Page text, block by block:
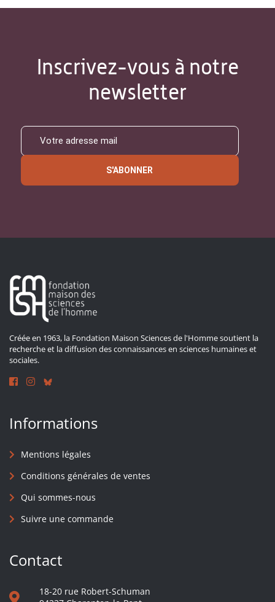
Inscrivez-vous à notre
newsletter
S'ABONNER
Créée en 1963, la Fondation Maison Sciences de l'Homme soutient la
recherche et la diffusion des connaissances en sciences humaines et
sociales.
Informations
Mentions légales
Conditions générales de ventes
Qui sommes-nous
Suivre une commande
Contact
18-20 rue Robert-Schuman